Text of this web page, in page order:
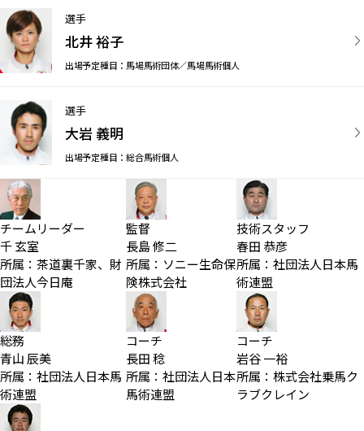
選手
北井 裕子
出場予定種目：馬場馬術団体／馬場馬術個人
選手
大岩 義明
出場予定種目：総合馬術個人
チームリーダー
千 玄室
所属：茶道裏千家、財
団法人今日庵
監督
長島 修二
所属：ソニー生命保
険株式会社
技術スタッフ
春田 恭彦
所属：社団法人日本馬
術連盟
総務
青山 辰美
所属：社団法人日本馬
術連盟
コーチ
長田 稔
所属：社団法人日本
馬術連盟
コーチ
岩谷 一裕
所属：株式会社乗馬ク
ラブクレイン